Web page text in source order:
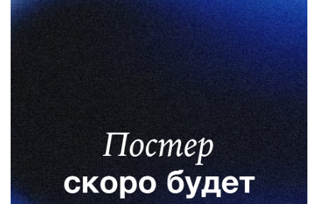
Статьи
Сериалы
Новости
Подборки
Рецензии
О нас
Авторы